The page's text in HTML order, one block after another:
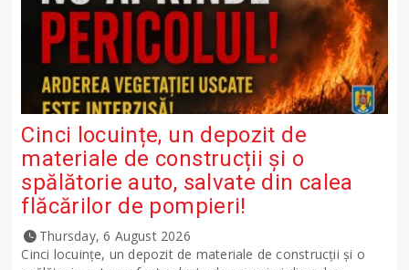
Cinci locuințe, un depozit de
materiale de construcții și o
spălătorie auto, salvate din calea
flăcărilor de pompieri!
Thursday, 6 August 2026
Cinci locuințe, un depozit de materiale de construcții și o